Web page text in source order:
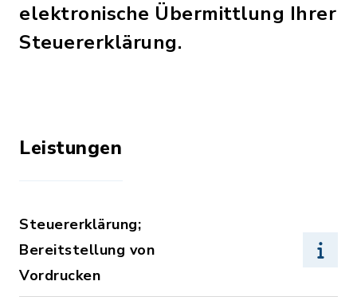
elektronische Übermittlung Ihrer
Steuererklärung.
Leistungen
Steuererklärung;
Bereitstellung von
Vordrucken